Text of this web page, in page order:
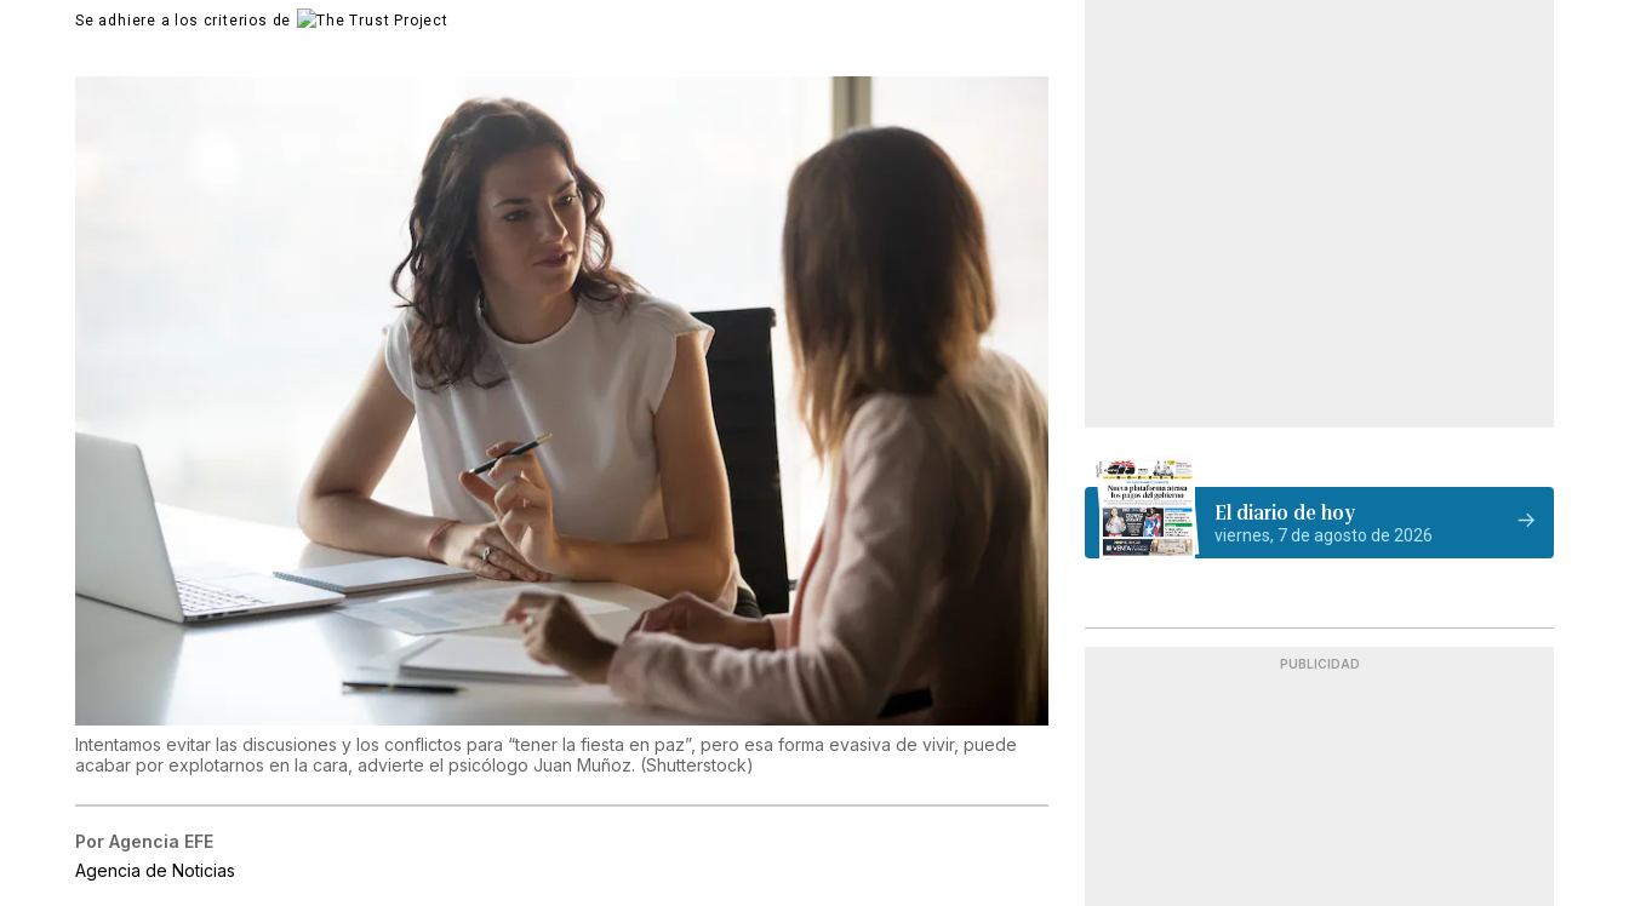
Se adhiere a los criterios de
Intentamos evitar las discusiones y los conflictos para “tener la fiesta en paz”, pero esa forma evasiva de vivir, puede
acabar por explotarnos en la cara, advierte el psicólogo Juan Muñoz. (Shutterstock)
Por Agencia EFE
Agencia de Noticias
El diario de hoy
viernes, 7 de agosto de 2026
PUBLICIDAD